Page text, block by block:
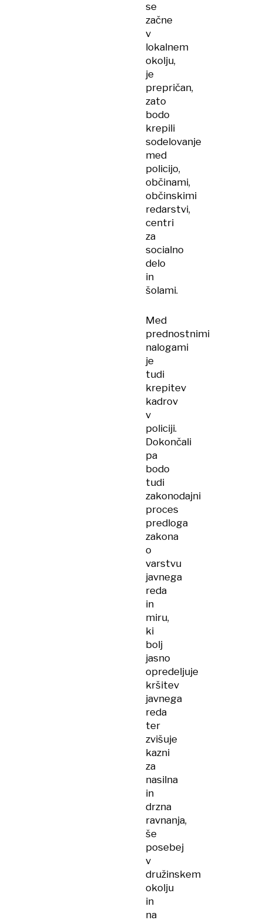
se
začne
v
lokalnem
okolju,
je
prepričan,
zato
bodo
krepili
sodelovanje
med
policijo,
občinami,
občinskimi
redarstvi,
centri
za
socialno
delo
in
šolami.
Med
prednostnimi
nalogami
je
tudi
krepitev
kadrov
v
policiji.
Dokončali
pa
bodo
tudi
zakonodajni
proces
predloga
zakona
o
varstvu
javnega
reda
in
miru,
ki
bolj
jasno
opredeljuje
kršitev
javnega
reda
ter
zvišuje
kazni
za
nasilna
in
drzna
ravnanja,
še
posebej
v
družinskem
okolju
in
na